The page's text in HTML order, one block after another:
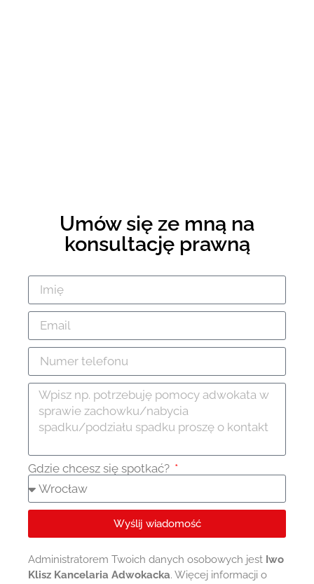
Umów się ze mną na
konsultację prawną
Gdzie chcesz się spotkać?
Wyślij wiadomość
Administratorem Twoich danych osobowych jest Iwo
Klisz Kancelaria Adwokacka. Więcej informacji o